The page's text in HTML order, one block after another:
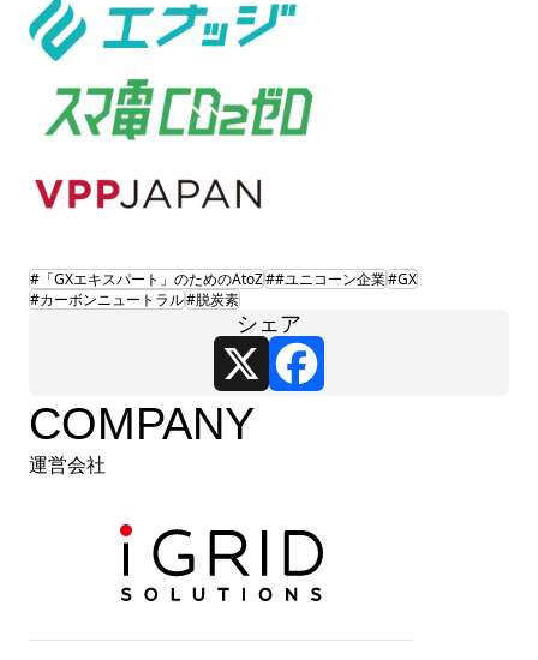
#「GXエキスパート」のためのAtoZ##ユニコーン企業#GX
#カーボンニュートラル#脱炭素
シェア
X
COMPANY
運営会社